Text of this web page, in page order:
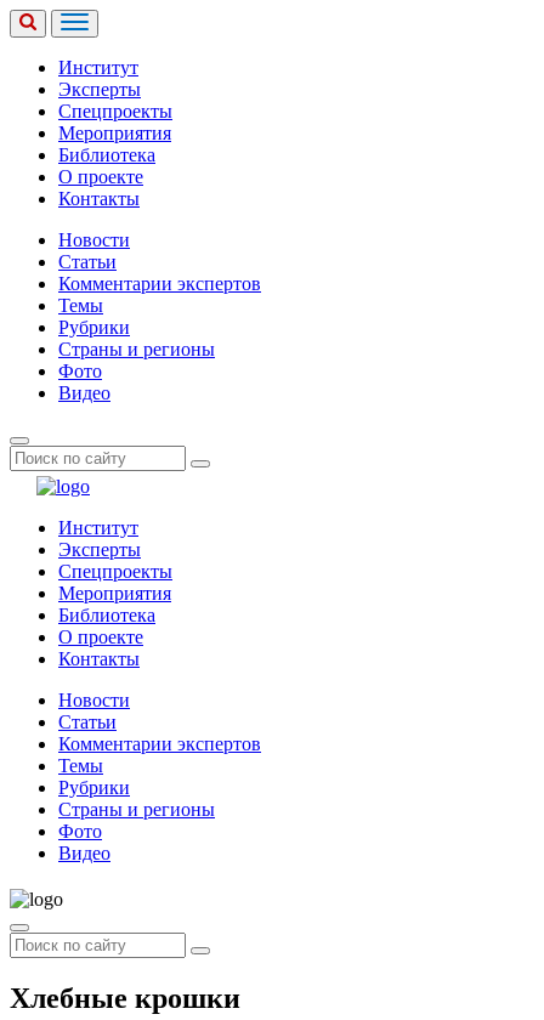
Институт
Эксперты
Спецпроекты
Мероприятия
Библиотека
О проекте
Контакты
Новости
Статьи
Комментарии экспертов
Темы
Рубрики
Страны и регионы
Фото
Видео
Институт
Эксперты
Спецпроекты
Мероприятия
Библиотека
О проекте
Контакты
Новости
Статьи
Комментарии экспертов
Темы
Рубрики
Страны и регионы
Фото
Видео
Хлебные крошки